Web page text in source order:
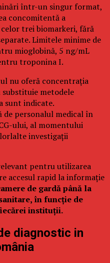
într-un singur format,
concomitentă a
trei biomarkeri, fără
Limitele minime de
mioglobină, 5 ng/mL
troponina I.
nu oferă concentrația
metodele
sunt indicate.
personalul medical în
ului, al momentului
investigații
pentru utilizarea
accesul rapid la informație
de gardă până la
în funcție de
instituții.
diagnostic in